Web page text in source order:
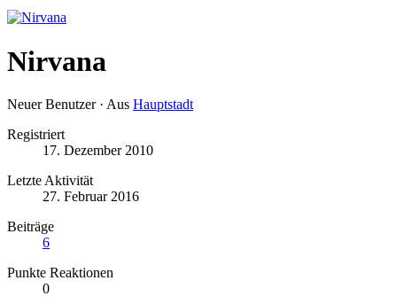
Nirvana
Neuer Benutzer · Aus Hauptstadt
Registriert
17. Dezember 2010
Letzte Aktivität
27. Februar 2016
Beiträge
6
Punkte Reaktionen
0